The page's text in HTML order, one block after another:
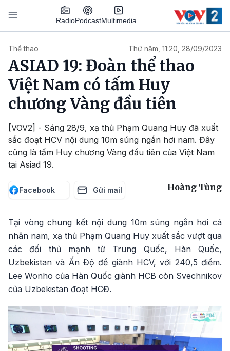
Nhảy đến nội dung
RadioPodcastMultimedia
Thể thao Thứ năm, 11:20, 28/09/2023
ASIAD 19: Đoàn thể thao
Việt Nam có tấm Huy
chương Vàng đầu tiên
[VOV2] - Sáng 28/9, xạ thủ Phạm Quang Huy đã xuất
sắc đoạt HCV nội dung 10m súng ngắn hơi nam. Đây
cũng là tấm Huy chương Vàng đầu tiên của Việt Nam
tại Asiad 19.
Facebook Gửi mail Hoàng Tùng
Tại vòng chung kết nội dung 10m súng ngắn hơi cá
nhân nam, xạ thủ Phạm Quang Huy xuất sắc vượt qua
các đối thủ mạnh từ Trung Quốc, Hàn Quốc,
Uzbekistan và Ấn Độ để giành HCV, với 240,5 điểm.
Lee Wonho của Hàn Quốc giành HCB còn Svechnikov
của Uzbekistan đoạt HCĐ.